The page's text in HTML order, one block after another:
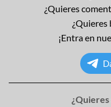
¿Quieres
¿Quieres
¡Entra en